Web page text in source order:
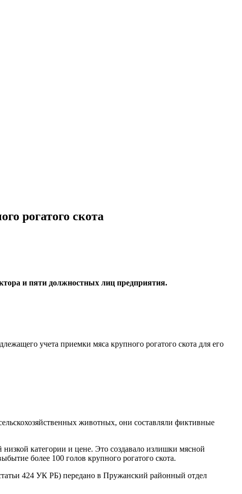
рогатого скота
и пяти должностных лиц предприятия.
учета приемки мяса крупного рогатого скота для его
животных, они составляли фиктивные
категории и цене. Это создавало излишки мясной
более 100 голов крупного рогатого скота.
424 УК РБ) передано в Пружанский районный отдел